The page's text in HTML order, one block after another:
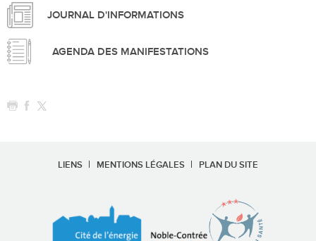
JOURNAL D'INFORMATIONS
AGENDA DES MANIFESTATIONS
LIENS MENTIONS LÉGALES PLAN DU SITE